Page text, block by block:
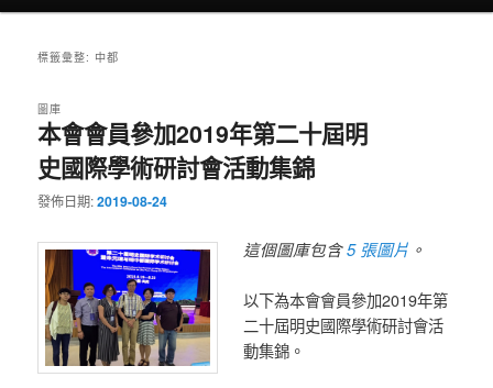
標籤彙整: 中都
本會會員參加2019年第二十屆明
史國際學術研討會活動集錦
圖庫
發佈日期:2019-08-24
這個圖庫包含5 張圖片 。
以下為本會會員參加2019年第
二十屆明史國際學術研討會活
動集錦。